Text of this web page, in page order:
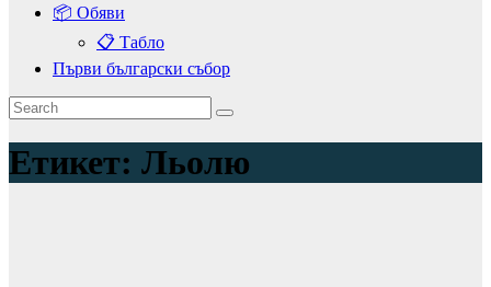
📦 Обяви
📋 Табло
Първи български събор
Етикет: Льолю